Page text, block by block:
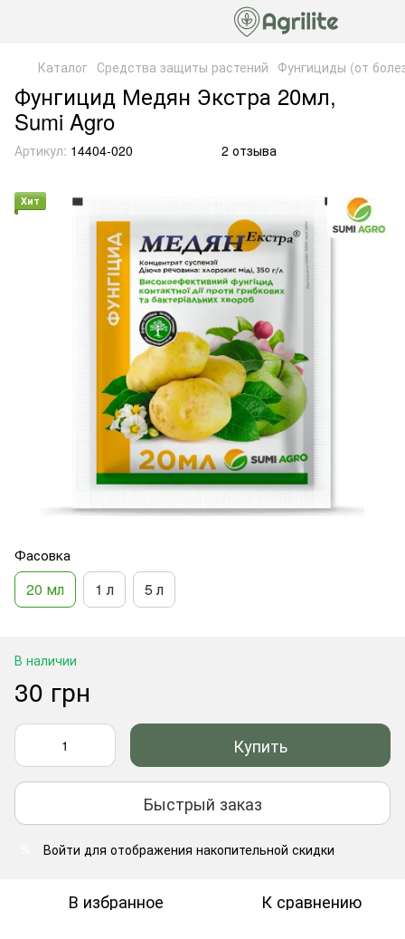
Каталог Средства защиты растений Фунгициды (от
Фунгицид Медян Экстра 20мл,
Sumi Agro
Артикул: 14404-020 2 отзыва
Хит
Фасовка
20 мл 1 л 5 л
В наличии
30 грн
Купить
Быстрый заказ
Войти для отображения накопительной скидки
В избранное К сравнению